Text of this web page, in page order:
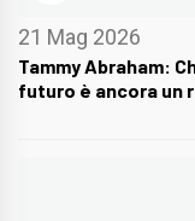
21 Mag 2026
Tammy Abraham:
futuro è ancora un